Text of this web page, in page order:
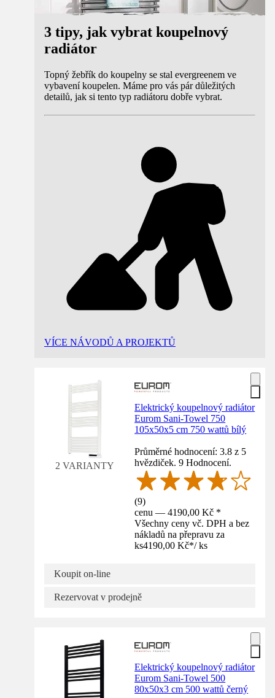
3 tipy, jak vybrat koupelnový
radiátor
Topný žebřík do koupelny se stal evergreenem ve
vybavení koupelen. Máme pro vás pár důležitých
detailů, jak si tento typ radiátoru dobře vybrat.
VÍCE NÁVODŮ A PROJEKTŮ
2 VARIANTY
Elektrický koupelnový radiátor
Eurom Sani-Towel 750
105x50x5 cm 750 wattů bílý
Průměrné hodnocení: 3.8 z 5
hvězdiček. 9 Hodnocení.
(9)
cenu — 4190,00 Kč *
Všechny ceny vč. DPH a bez
nákladů na přepravu za
ks4190,00 Kč*/ ks
Koupit on-line
Rezervovat v prodejně
Elektrický koupelnový radiátor
Eurom Sani-Towel 500
80x50x3 cm 500 wattů černý